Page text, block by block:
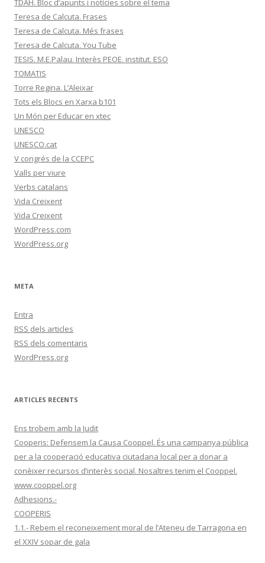
TDAH. Bloc d’apunts i notícies sobre el tema
Teresa de Calcuta. Frases
Teresa de Calcuta. Més frases
Teresa de Calcuta. You Tube
TESIS. M.E.Palau. Interès PEOE. institut. ESO
TOMATIS
Torre Regina. L’Aleixar
Tots els Blocs en Xarxa b101
Un Món per Educar en xtec
UNESCO
UNESCO.cat
V congrés de la CCEPC
Valls per viure
Verbs catalans
Vida Creixent
Vida Creixent
WordPress.com
WordPress.org
META
Entra
RSS dels articles
RSS dels comentaris
WordPress.org
ARTICLES RECENTS
Ens trobem amb la Judit
Cooperis: Defensem la Causa Cooppel. És una campanya pública
per a la cooperació educativa ciutadana local per a donar a
conèixer recursos d’interès social. Nosaltres tenim el Cooppel.
www.cooppel.org
Adhesions.-
COOPERIS
1.1.- Rebem el reconeixement moral de l’Ateneu de Tarragona en
el XXIV sopar de gala